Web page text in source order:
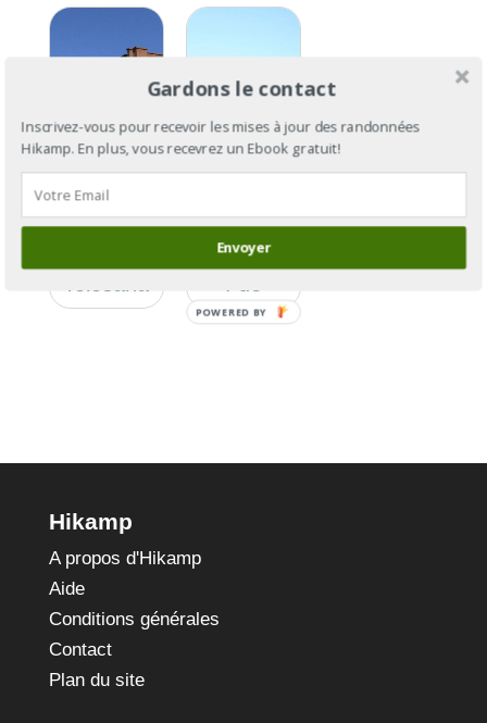
GR®653 :
GR®653 :
Tolosana
Section 3
Lodève à
Hikamp
A propos d'Hikamp
Aide
Conditions générales
Contact
Plan du site
Gardons le contact
Inscrivez-vous pour recevoir les mises à jour des randonnées
Hikamp. En plus, vous recevrez un Ebook gratuit!
Envoyer
POWERED BY